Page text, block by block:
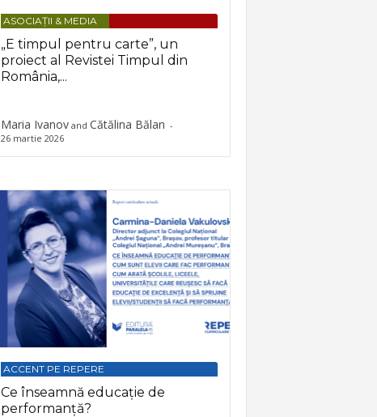
ASOCIAȚII & MEDIA
„E timpul pentru carte”, un
proiect al Revistei Timpul din
România,...
Maria Ivanovand Cătălina Bălan -
26 martie 2026
ACCENT PE REPERE
Ce înseamnă educație de
performanță?